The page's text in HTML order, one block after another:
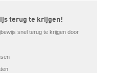
terug te krijgen!
snel terug te krijgen door